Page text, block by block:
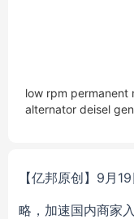
low rpm permanent
alternator deisel
【亿邦原创】 9月
略，加速国内商家